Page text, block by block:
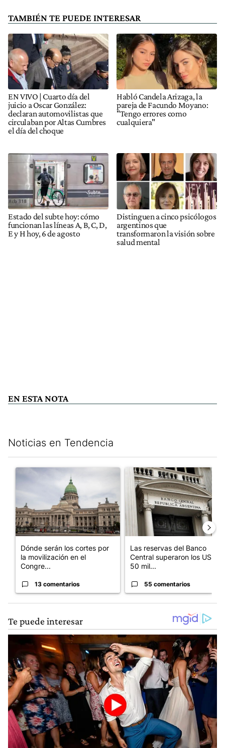
TAMBIÉN TE PUEDE INTERESAR
EN VIVO | Cuarto día del
juicio a Oscar González:
declaran automovilistas que
circulaban por Altas Cumbres
el día del choque
Habló Candela Arizaga, la
pareja de Facundo Moyano:
"Tengo errores como
cualquiera"
Estado del subte hoy: cómo
funcionan las líneas A, B, C, D,
E y H hoy, 6 de agosto
Distinguen a cinco psicólogos
argentinos que
transformaron la visión sobre
salud mental
EN ESTA NOTA
Noticias en Tendencia
Un artículo de tendencia con el título "Dónde serán los cortes
Dónde serán los cortes por
la movilización en el
Congre...
13 comentarios
Un artículo de tendencia
Las reservas del Banco
Central superaron los US$
50 mil...
55 comentarios